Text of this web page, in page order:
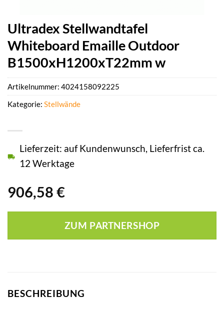
Ultradex Stellwandtafel
Whiteboard Emaille Outdoor
B1500xH1200xT22mm w
906,58 €
Lieferzeit: auf Kundenwunsch, Lieferfrist ca.
12 Werktage
ZUM PARTNERSHOP
Artikelnummer: 4024158092225
Kategorie: Stellwände
BESCHREIBUNG